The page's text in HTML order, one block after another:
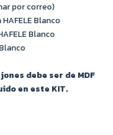
por correo)
Blanco
Blanco
debe ser de MDF
en este KIT.